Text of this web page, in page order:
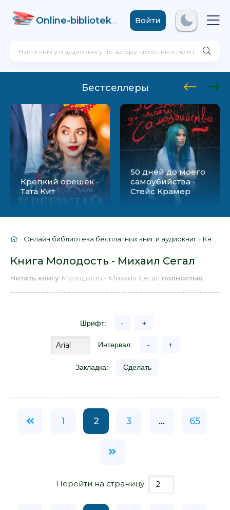
Online-biblioteka .comВойти
Бестселлеры
Крепкий орешек -
Тата Кит
50 дней до моего
самоубийства -
Стейс Крамер
Онлайн библиотека бесплатных книг и аудиокниг » Книги
Книга Молодость - Михаил Сегал
Читать книгу Молодость - Михаил Сегал полностью
Шрифт: - +
Интервал: - +
Закладка: Сделать
1 2 3 ... 65
Перейти на страницу: